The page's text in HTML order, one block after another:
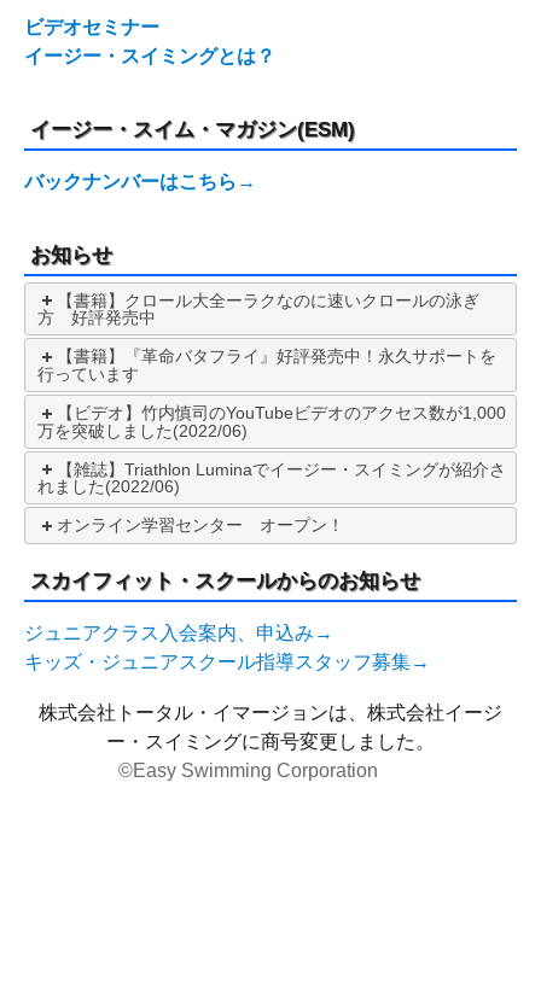
ビデオセミナー
イージー・スイミングとは？
イージー・スイム・マガジン(ESM)
バックナンバーはこちら→
お知らせ
【書籍】クロール大全ーラクなのに速いクロールの泳ぎ
方 好評発売中
【書籍】『革命バタフライ』好評発売中！永久サポートを
行っています
【ビデオ】竹内慎司のYouTubeビデオのアクセス数が1,000
万を突破しました(2022/06)
【雑誌】Triathlon Luminaでイージー・スイミングが紹介さ
れました(2022/06)
オンライン学習センター オープン！
スカイフィット・スクールからのお知らせ
ジュニアクラス入会案内、申込み→
キッズ・ジュニアスクール指導スタッフ募集→
株式会社トータル・イマージョンは、株式会社イージ
ー・スイミングに商号変更しました。
©Easy Swimming Corporation